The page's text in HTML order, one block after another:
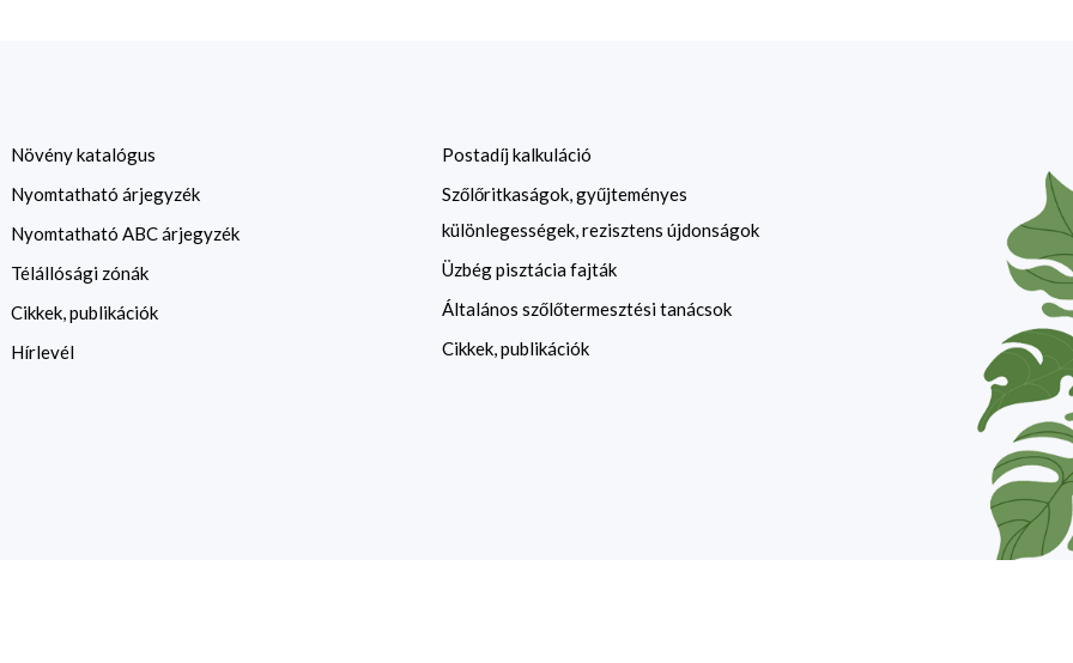
Növény katalógus
Nyomtatható árjegyzék
Nyomtatható ABC árjegyzék
Télállósági zónák
Cikkek, publikációk
Hírlevél
Postadíj kalkuláció
Szőlőritkaságok, gyűjteményes
különlegességek, rezisztens újdonságok
Üzbég pisztácia fajták
Általános szőlőtermesztési tanácsok
Cikkek, publikációk